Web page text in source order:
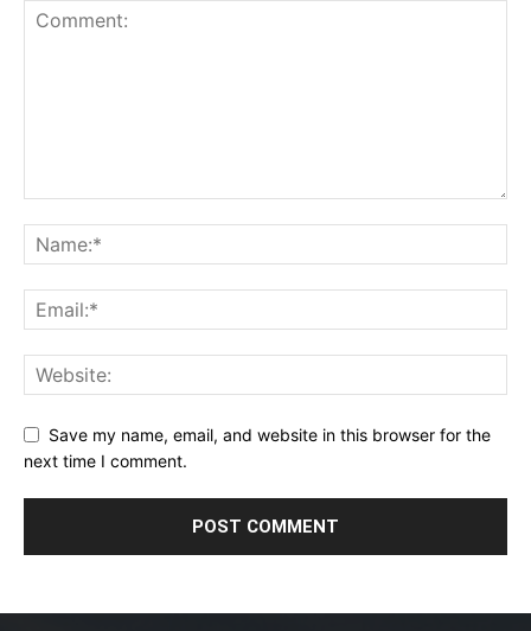
Save my name, email, and website in this browser for the
next time I comment.